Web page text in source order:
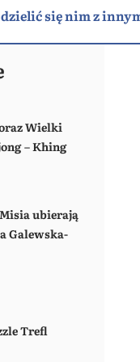
się nim z
Wielki
– Khing
ubierają
Galewska-
Trefl